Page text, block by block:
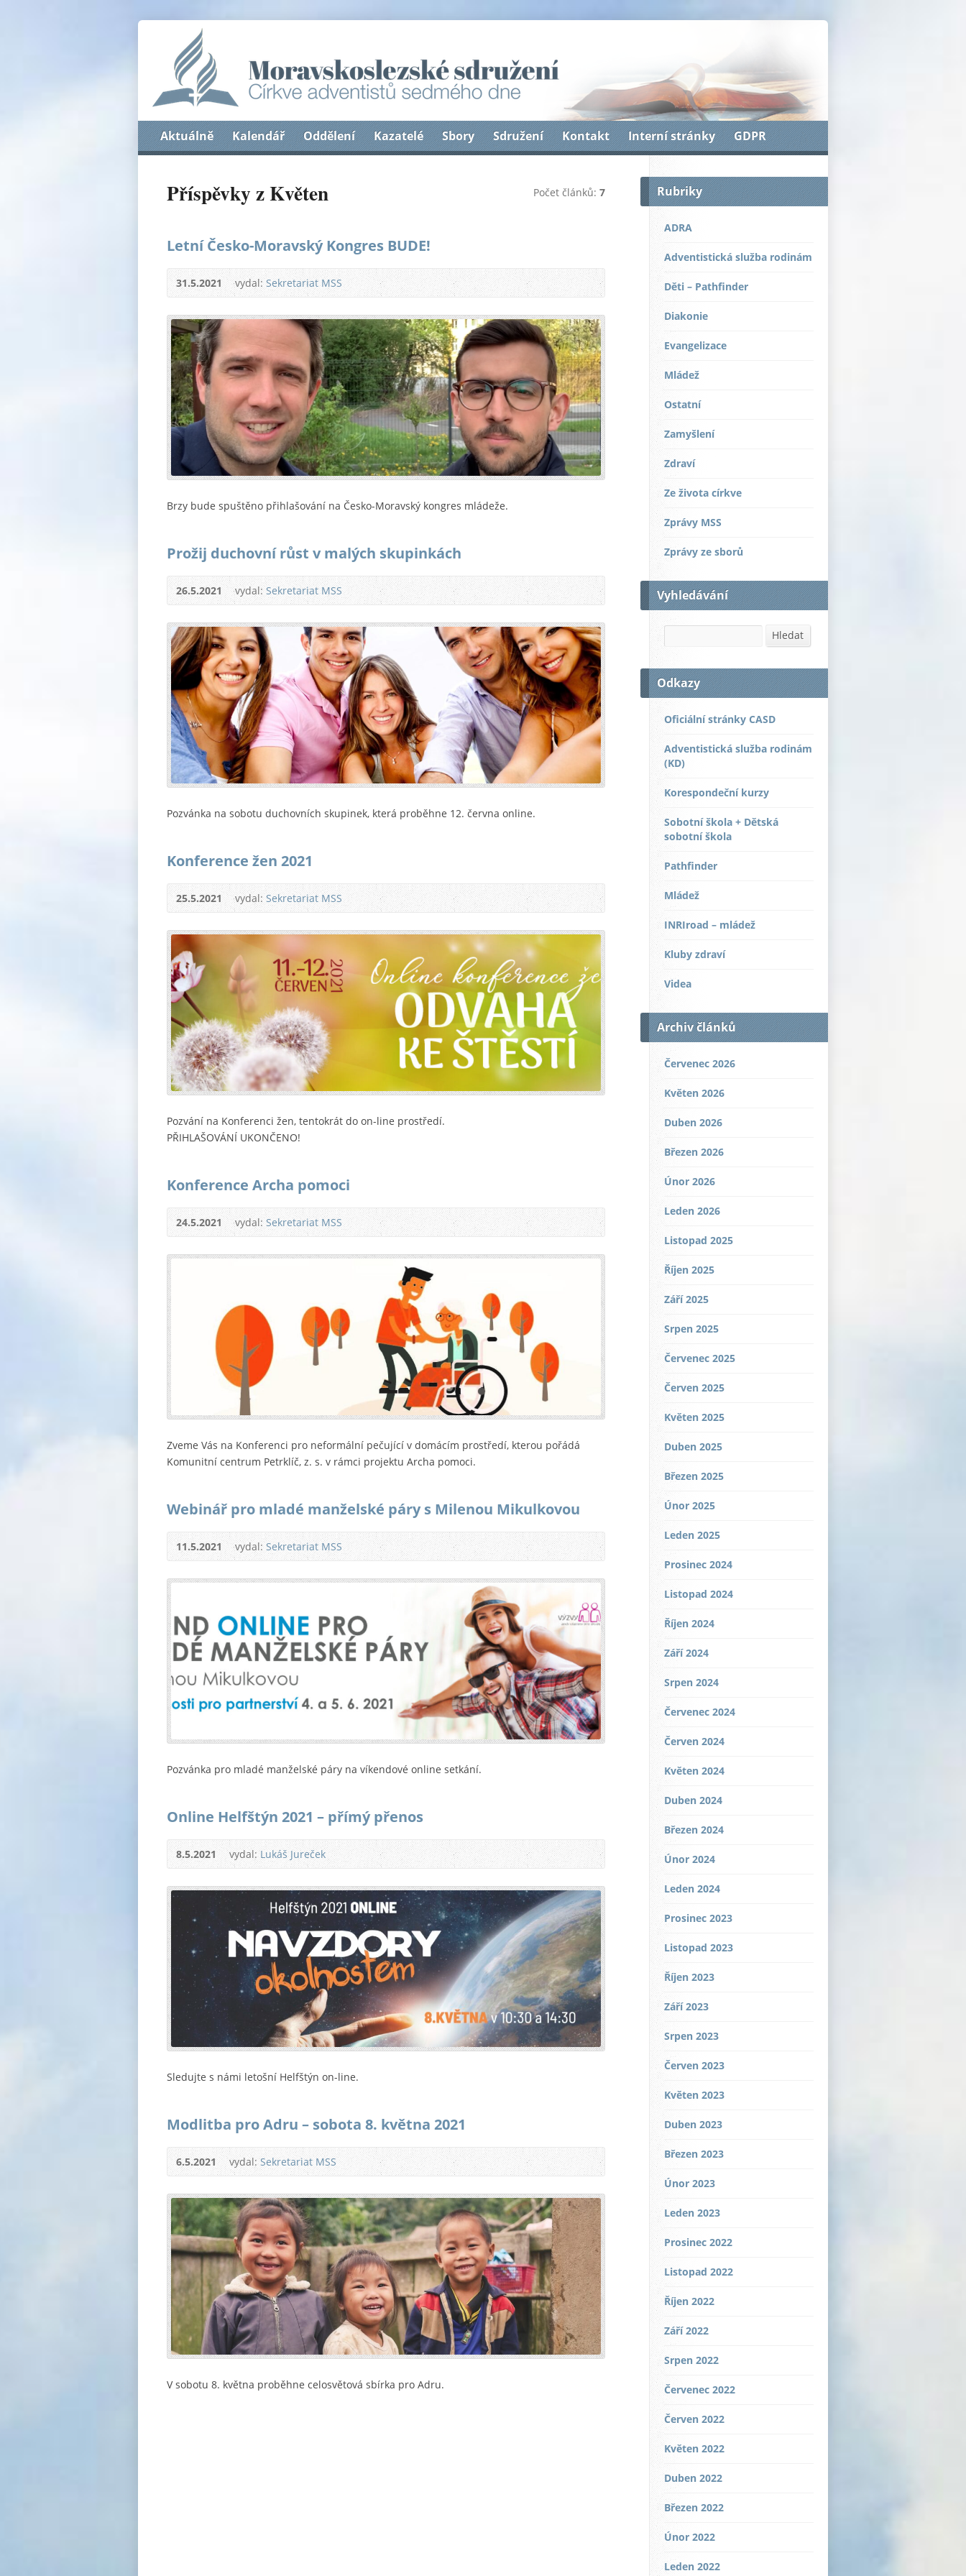
Aktuálně Kalendář Oddělení Kazatelé Sbory Sdružení Kontakt Interní stránky GDPR
Příspěvky z Květen Počet článků: 7
Letní Česko-Moravský Kongres BUDE!
31.5.2021 vydal:Sekretariat MSS
Brzy bude spuštěno přihlašování na Česko-Moravský kongres mládeže.
Prožij duchovní růst v malých skupinkách
26.5.2021 vydal:Sekretariat MSS
Pozvánka na sobotu duchovních skupinek, která proběhne 12. června online.
Konference žen 2021
25.5.2021 vydal:Sekretariat MSS
Pozvání na Konferenci žen, tentokrát do on-line prostředí.
PŘIHLAŠOVÁNÍ UKONČENO!
Konference Archa pomoci
24.5.2021 vydal:Sekretariat MSS
Zveme Vás na Konferenci pro neformální pečující v domácím prostředí, kterou pořádá
Komunitní centrum Petrklíč, z. s. v rámci projektu Archa pomoci.
Webinář pro mladé manželské páry s Milenou Mikulkovou
11.5.2021 vydal:Sekretariat MSS
Pozvánka pro mladé manželské páry na víkendové online setkání.
Online Helfštýn 2021 – přímý přenos
8.5.2021 vydal:Lukáš Jureček
Sledujte s námi letošní Helfštýn on-line.
Modlitba pro Adru – sobota 8. května 2021
6.5.2021 vydal:Sekretariat MSS
V sobotu 8. května proběhne celosvětová sbírka pro Adru.
Rubriky
ADRA
Adventistická služba rodinám
Děti – Pathfinder
Diakonie
Evangelizace
Mládež
Ostatní
Zamyšlení
Zdraví
Ze života církve
Zprávy MSS
Zprávy ze sborů
Vyhledávání
Hledat
Odkazy
Oficiální stránky CASD
Adventistická služba rodinám
(KD)
Korespondeční kurzy
Sobotní škola + Dětská
sobotní škola
Pathfinder
Mládež
INRIroad – mládež
Kluby zdraví
Videa
Archiv článků
Červenec 2026
Květen 2026
Duben 2026
Březen 2026
Únor 2026
Leden 2026
Listopad 2025
Říjen 2025
Září 2025
Srpen 2025
Červenec 2025
Červen 2025
Květen 2025
Duben 2025
Březen 2025
Únor 2025
Leden 2025
Prosinec 2024
Listopad 2024
Říjen 2024
Září 2024
Srpen 2024
Červenec 2024
Červen 2024
Květen 2024
Duben 2024
Březen 2024
Únor 2024
Leden 2024
Prosinec 2023
Listopad 2023
Říjen 2023
Září 2023
Srpen 2023
Červen 2023
Květen 2023
Duben 2023
Březen 2023
Únor 2023
Leden 2023
Prosinec 2022
Listopad 2022
Říjen 2022
Září 2022
Srpen 2022
Červenec 2022
Červen 2022
Květen 2022
Duben 2022
Březen 2022
Únor 2022
Leden 2022